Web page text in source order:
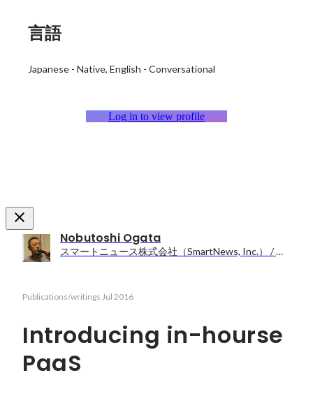
言語
Japanese - Native English - Conversational
Log in to view profile
Nobutoshi Ogata
スマートニュース株式会社（SmartNews, Inc.） / Manager, Site Reliability Engineering
Publications/writings Jul 2016
Introducing in-hourse
PaaS